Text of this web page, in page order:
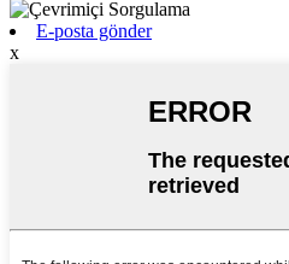
E-posta gönder
x